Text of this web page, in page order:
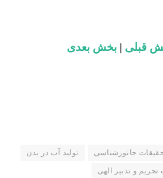
قبلی |بخش بعدی
جانورشناسی
تولید آب در بدن
و تدبیر الهی